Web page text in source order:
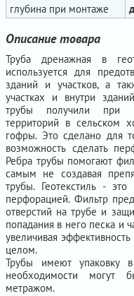
глубина при монтаже
Описание товара
Труба дренажная в
используется для
зданий и участков, а
участках и внутри
трубы получили при
территорий в сельском
гофры. Это сделано для
возможность сделать
Ребра трубы помогают
самым не создавая
трубы. Геотекстиль -
перфорацией. Фильтр
отверстий на трубе и
попадания в него песка и
увеличивая
целом.
Трубы имеют
необходимости могут
метражом.